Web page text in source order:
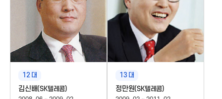
C
12 대
김신배(SK텔레콤)
13 대
정만원(SK텔레콤)